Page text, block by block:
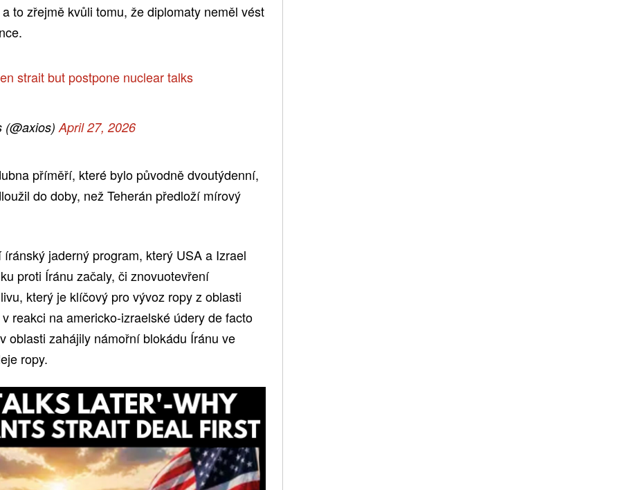
to zřejmě kvůli tomu, že diplomaty neměl vést
strait but postpone nuclear talks
April 27, 2026
příměří, které bylo původně dvoutýdenní,
do doby, než Teherán předloží mírový
jaderný program, který USA a Izrael
proti Íránu začaly, či znovuotevření
který je klíčový pro vývoz ropy z oblasti
reakci na americko-izraelské údery de facto
oblasti zahájily námořní blokádu Íránu ve
ropy.